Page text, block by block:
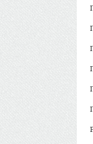
ΤΟΠΩΝΥΜΙΑ
ΚΥΚΛΟΦΟΡΙΑ
ΥΔΡΕΥΣΗ
ΥΠΟΝΟΜΟΙ
ΦΥΛΑΚΕΣ
ΦΩΤΙΣΜΟΣ
ΧΑΡΤΕΣ